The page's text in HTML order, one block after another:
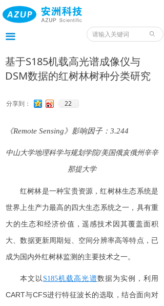
끀
首页
产品
服务
应用
案例
我们
服务预约入口
ꄙ
基于S185机载高光谱成像仪与
DSM数据的红树林树种分类研究
《Remote Sensing》影响因子： 3.244
中山大学地理科学与规划学院/美国俄亥俄州辛辛
那提大学
红树林是一种宝贵资源，红树林生态系统是
世界上生产力最高的四大生态系统之一，具有重
大的生态和经济价值，遥感技术因其覆盖面积
大、数据更新周期短、空间分辨率高等特点，已
成为国内外红树林监测的主要技术之一。
本文 以 S185机载高光谱数据为实例 ，利 用
CART与CFS进行特征波长的选取，结合面向对
分享到： 22